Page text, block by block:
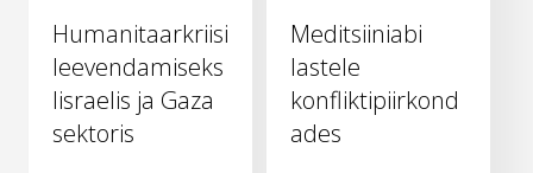
Humanitaarkriisi
leevendamiseks
Iisraelis ja Gaza
sektoris
Meditsiiniabi
lastele
konfliktipiirkond
ades